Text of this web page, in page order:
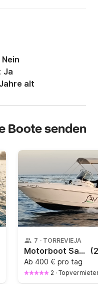
Nein
Ja
alt
Boote senden
7 · TORREVIEJA
Motorboot Saver 5.6 WA 100PS
Ab 400 € pro tag
2 ·